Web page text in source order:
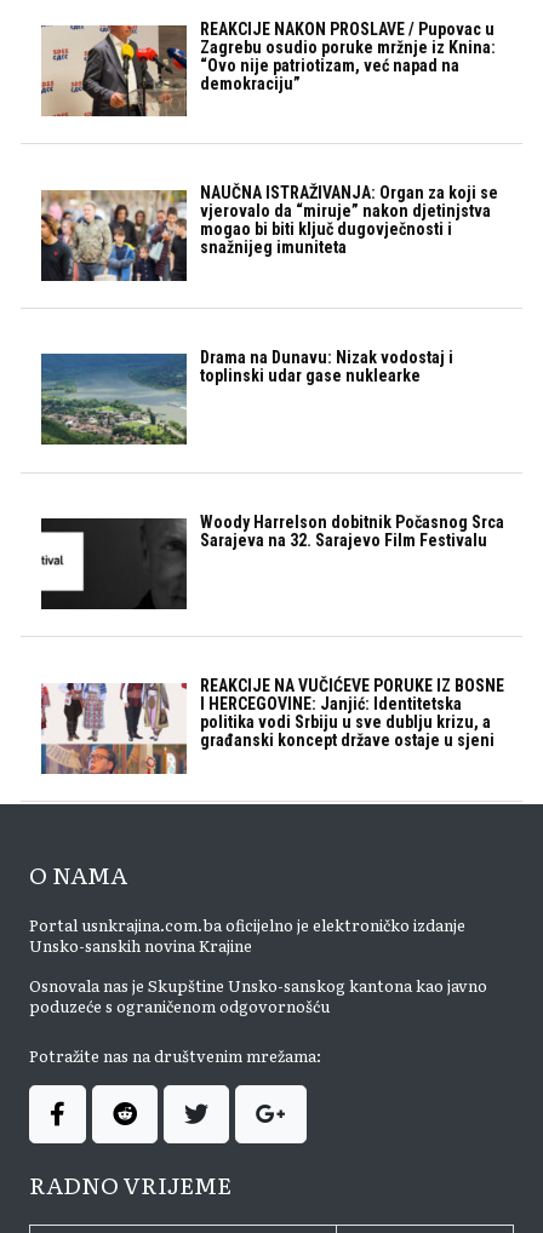
REAKCIJE NAKON PROSLAVE / Pupovac u
Zagrebu osudio poruke mržnje iz Knina:
“Ovo nije patriotizam, već napad na
demokraciju”
NAUČNA ISTRAŽIVANJA: Organ za koji se
vjerovalo da “miruje” nakon djetinjstva
mogao bi biti ključ dugovječnosti i
snažnijeg imuniteta
Drama na Dunavu: Nizak vodostaj i
toplinski udar gase nuklearke
Woody Harrelson dobitnik Počasnog Srca
Sarajeva na 32. Sarajevo Film Festivalu
REAKCIJE NA VUČIĆEVE PORUKE IZ BOSNE
I HERCEGOVINE: Janjić: Identitetska
politika vodi Srbiju u sve dublju krizu, a
građanski koncept države ostaje u sjeni
O NAMA
Portal usnkrajina.com.ba oficijelno je elektroničko izdanje
Unsko-sanskih novina Krajine
Osnovala nas je Skupštine Unsko-sanskog kantona kao javno
poduzeće s ograničenom odgovornošću
Potražite nas na društvenim mrežama:
RADNO VRIJEME